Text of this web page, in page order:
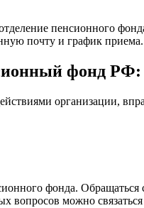
пенсионного
почту и график приема.
фонд РФ:
организации,
фонда. Обращаться
можно